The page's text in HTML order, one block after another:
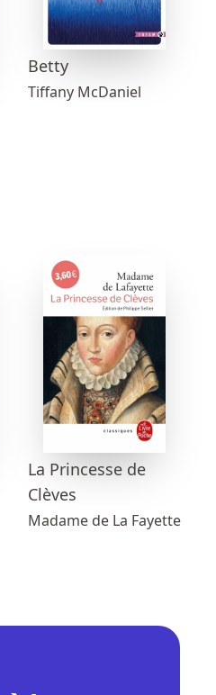
Betty
Tiffany McDaniel
La Princesse de
Clèves
Madame de La Fayette